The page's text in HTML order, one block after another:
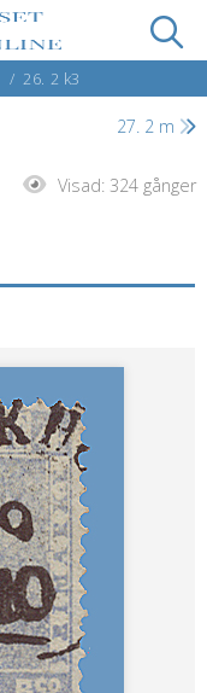
/ 26. 2 k3
27. 2 m
Visad: 324 gånger